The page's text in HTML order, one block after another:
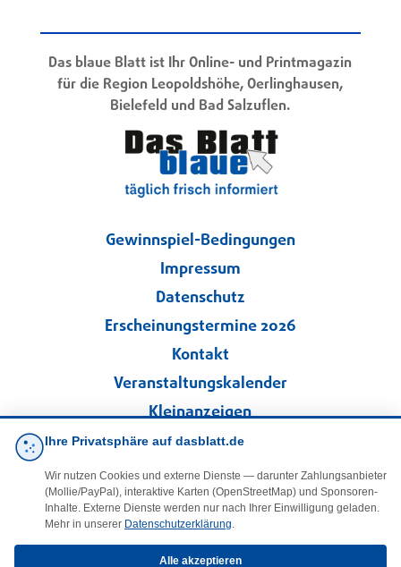
Das blaue Blatt ist Ihr Online- und Printmagazin
für die Region Leopoldshöhe, Oerlinghausen,
Bielefeld und Bad Salzuflen.
Gewinnspiel-Bedingungen
Impressum
Datenschutz
Erscheinungstermine 2026
Kontakt
Veranstaltungskalender
Kleinanzeigen
Folgen Sie uns!
Ihre Privatsphäre auf dasblatt.de
Wir nutzen Cookies und externe Dienste — darunter Zahlungsanbieter
(Mollie/PayPal), interaktive Karten (OpenStreetMap) und Sponsoren-
Inhalte. Externe Dienste werden nur nach Ihrer Einwilligung geladen.
Mehr in unserer Datenschutzerklärung.
Alle akzeptieren